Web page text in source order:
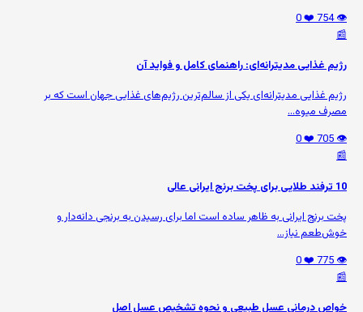
👁️ 754
❤️ 0
📰
رژیم غذایی مدیترانه‌ای: راهنمای کامل و فواید آن
رژیم غذایی مدیترانه‌ای یکی از سالم‌ترین رژیم‌های غذایی جهان است که بر
مصرف میوه‌...
👁️ 705
❤️ 0
📰
10 ترفند طلایی برای پخت برنج ایرانی عالی
پخت برنج ایرانی به ظاهر ساده است اما برای رسیدن به برنجی دانه‌دار و
خوش‌طعم نیاز...
👁️ 775
❤️ 0
📰
خواص درمانی عسل طبیعی و نحوه تشخیص عسل اصل